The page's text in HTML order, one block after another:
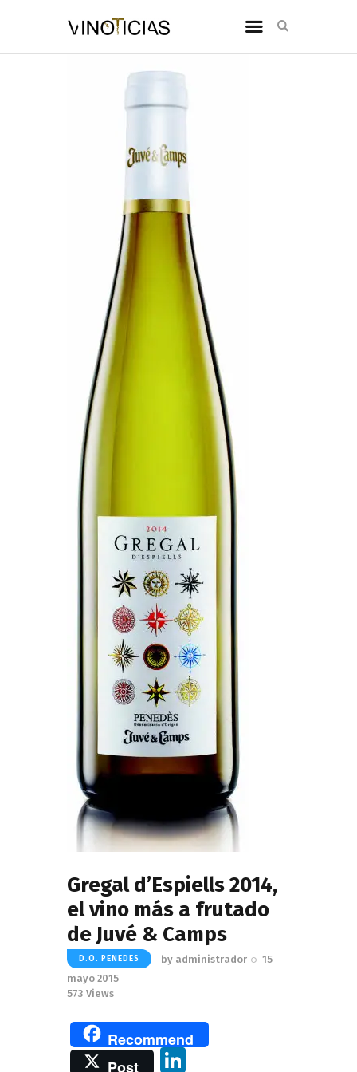
Gregal d’Espiells 2014,
el vino más a frutado
de Juvé & Camps
D.O. PENEDES by administrador
15
mayo 2015
573 Views
Recommend
Post